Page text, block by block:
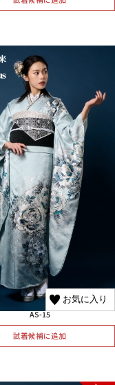
お気に入り
AS-15
試着候補に追加